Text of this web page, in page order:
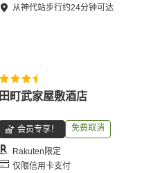
从神代站步行约24分钟可达
田町武家屋敷酒店
会员专享！ 免费取消
Rakuten限定
仅限信用卡支付